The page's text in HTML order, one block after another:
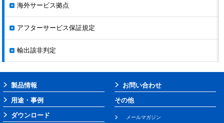
MOTOMAN-
EPH4000D
MOTOPOS-T2000B -
MOTOMAN-
MA1440
DX200 19.02.28
MOTOMAN-VA1400
II
19.02.28
MOTOMAN-MS80W
海外サービス拠点
アフターサービス保証規定
輸出該非判定
製品情報
用途・事例
ダウンロード
お問い合わせ
その他
メールマガジン